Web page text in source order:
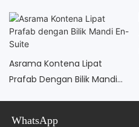
Asrama Kontena Lipat
Prafab Dengan Bilik Mandi
WhatsApp